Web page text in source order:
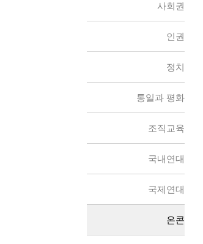
사회권
인권
정치
통일과 평화
조직교육
국내연대
국제연대
온콘